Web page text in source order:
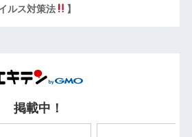
ルス対策法 】